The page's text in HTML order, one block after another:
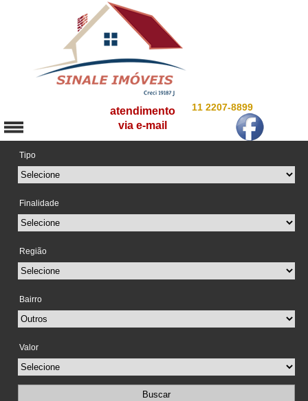
11 2207-8899
atendimento
via e-mail
Tipo
Finalidade
Região
Bairro
Valor
Buscar